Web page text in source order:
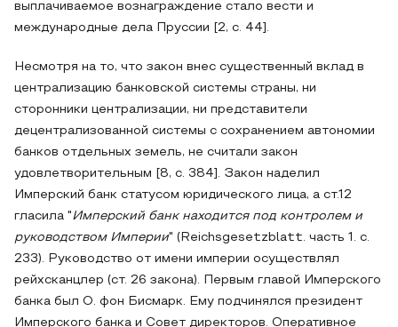
выплачиваемое вознаграждение стало вести и
международные дела Пруссии [2, с. 44].
Несмотря на то, что закон внес существенный вклад в
централизацию банковской системы страны, ни
сторонники централизации, ни представители
децентрализованной системы с сохранением автономии
банков отдельных земель, не считали закон
удовлетворительным [8, с. 384]. Закон наделил
Имперский банк статусом юридического лица, а ст.12
гласила "Имперский банк находится под контролем и
руководством Империи" (Reichsgesetzblatt. часть 1. с.
233). Руководство от имени империи осуществлял
рейхсканцлер (ст. 26 закона). Первым главой Имперского
банка был О. фон Бисмарк. Ему подчинялся президент
Имперского банка и Совет директоров. Оперативное